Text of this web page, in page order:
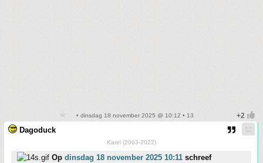
• dinsdag 18 november 2025 @ 10:12 • 13
Dagoduck
Karel (2003-2022)
Op dinsdag 18 november 2025 10:11 schreef